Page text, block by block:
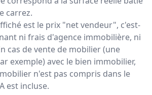
carrez.
est le prix "net vendeur", c'est-
ni frais d'agence immobilière, ni
cas de vente de mobilier (une
exemple) avec le bien immobilier,
n'est pas compris dans le
est incluse.